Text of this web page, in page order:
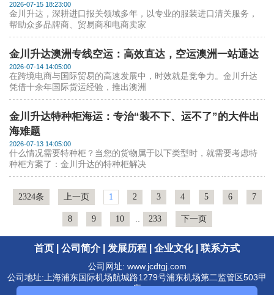
2026-07-15 18:23:00
金川升达，深耕进口报关领域多年，以专业的服装进口清关服务，
帮助众多品牌商、贸易商和电商卖家
金川升达澳洲专线空运：高效直达，空运澳洲一站通达
2026-07-14 14:05:00
在跨境电商与国际贸易的高速发展中，时效就是竞争力。金川升达
凭借十余年国际货运经验，推出澳洲
金川升达特种柜海运：专治“装不下、运不了”的大件出
海难题
2026-07-13 14:05:00
什么情况需要特种柜？当您的货物属于以下类型时，就需要考虑特
种柜方案了：金川升达的特种柜解决
2324条 上一页 1 2 3 4 5 6 7
8 9 10 233 下一页
首页 公司简介| 发展历程 企业文化| 联系方式
公司网址: www.jcdtgj.com
公司地址:上海浦东国际机场航城路1279号浦东机场第二监管区503甲
库